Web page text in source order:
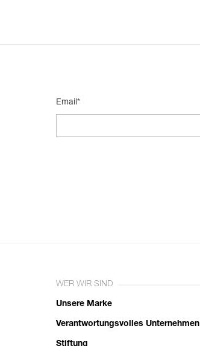
Email*
WER WIR SIND
Unsere Marke
Verantwortungsvolles Unternehmen